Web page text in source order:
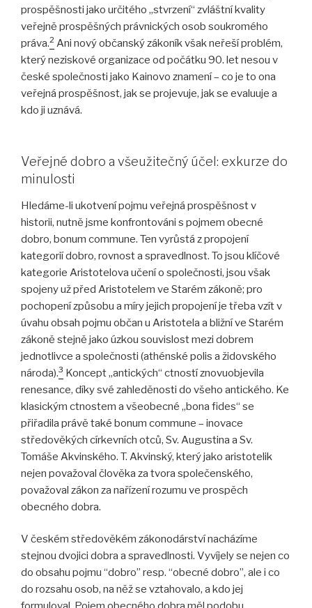
prospěšnosti jako určitého „stvrzení“ zvláštní kvality
veřejně prospěšných právnických osob soukromého
práva.2 Ani nový občanský zákoník však neřeší problém,
který neziskové organizace od počátku 90. let nesou v
české společnosti jako Kainovo znamení – co je to ona
veřejná prospěšnost, jak se projevuje, jak se evaluuje a
kdo ji uznává.
Veřejné dobro a všeužitečný účel: exkurze do
minulosti
Hledáme-li ukotvení pojmu veřejná prospěšnost v
historii, nutně jsme konfrontováni s pojmem obecné
dobro, bonum commune. Ten vyrůstá z propojení
kategorií dobro, rovnost a spravedlnost. To jsou klíčové
kategorie Aristotelova učení o společnosti, jsou však
spojeny už před Aristotelem ve Starém zákoně; pro
pochopení způsobu a míry jejich propojení je třeba vzít v
úvahu obsah pojmu občan u Aristotela a bližní ve Starém
zákoně stejně jako úzkou souvislost mezi dobrem
jednotlivce a společnosti (athénské polis a židovského
národa).3 Koncept „antických“ ctností znovuobjevila
renesance, díky své zahleděnosti do všeho antického. Ke
klasickým ctnostem a všeobecné „bona fides“ se
přiřadila právě také bonum commune – inovace
středověkých církevních otců, Sv. Augustina a Sv.
Tomáše Akvinského. T. Akvinský, který jako aristotelik
nejen považoval člověka za tvora společenského,
považoval zákon za nařízení rozumu ve prospěch
obecného dobra.
V českém středověkém zákonodárství nacházíme
stejnou dvojici dobra a spravedlnosti. Vyvíjely se nejen co
do obsahu pojmu “dobro” resp. “obecné dobro”, ale i co
do rozsahu osob, na něž se vztahovalo, a kdo jej